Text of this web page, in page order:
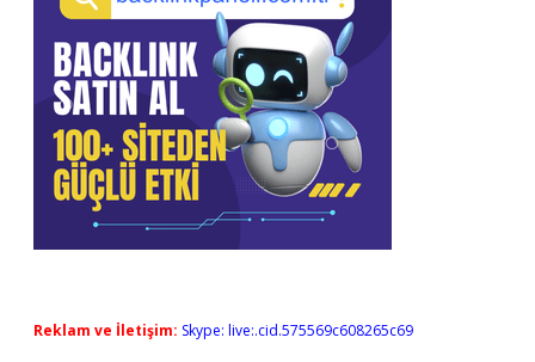
Reklam ve İletişim: Skype: live:.cid.575569c608265c69